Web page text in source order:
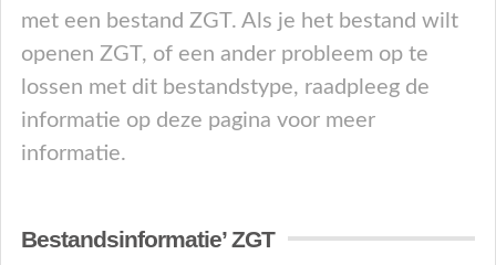
met een bestand ZGT. Als je het bestand wilt
openen ZGT, of een ander probleem op te
lossen met dit bestandstype, raadpleeg de
informatie op deze pagina voor meer
informatie.
Bestandsinformatie’ ZGT